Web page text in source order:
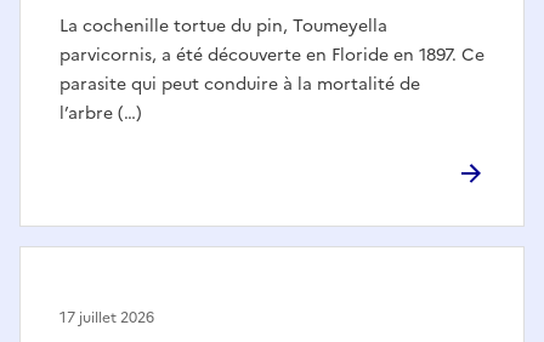
La cochenille tortue du pin, Toumeyella
parvicornis, a été découverte en Floride en 1897. Ce
parasite qui peut conduire à la mortalité de
l’arbre (…)
17 juillet 2026